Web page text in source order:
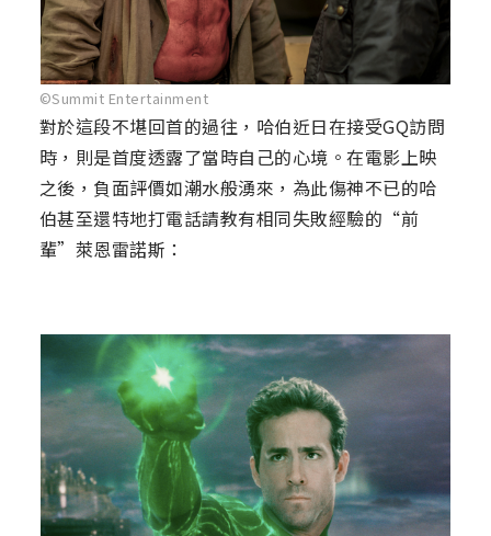
©Summit Entertainment
對於這段不堪回首的過往，哈伯近日在接受GQ訪問
時，則是首度透露了當時自己的心境。在電影上映
之後，負面評價如潮水般湧來，為此傷神不已的哈
伯甚至還特地打電話請教有相同失敗經驗的“前
輩”萊恩雷諾斯：